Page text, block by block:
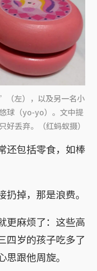
（左），以及另一名小
球（yo-yo）。文中提
好丢弃。（红蚂蚁摄）
还包括零食，如棒
掉，那是浪费。
更麻烦了：这些高
四岁的孩子吃多了
跟他周旋。